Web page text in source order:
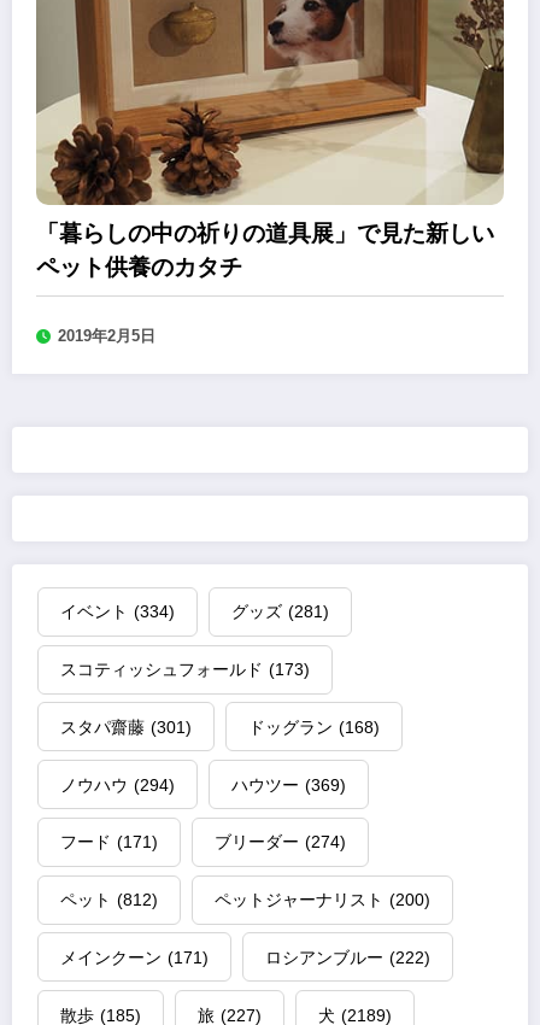
「暮らしの中の祈りの道具展」で見た新しい
ペット供養のカタチ
2019年2月5日
イベント (334) グッズ (281)
スコティッシュフォールド (173)
スタパ齋藤 (301) ドッグラン (168)
ノウハウ (294) ハウツー (369)
フード (171) ブリーダー (274)
ペット (812) ペットジャーナリスト (200)
メインクーン (171) ロシアンブルー (222)
散歩 (185) 旅 (227) 犬 (2189)